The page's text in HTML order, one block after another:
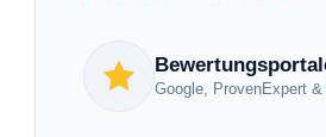
Google, ProvenExpert